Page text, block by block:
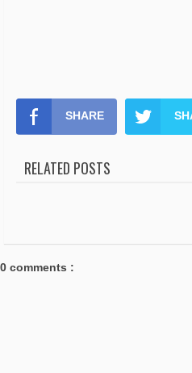
SHARE
RELATED POSTS
0 comments :